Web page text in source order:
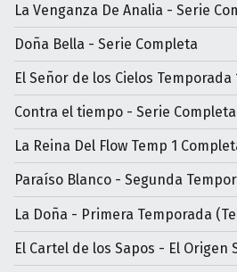
La Venganza De Analia - Serie
Doña Bella - Serie Completa
El Señor de los Cielos Temporada
Contra el tiempo - Serie Completa
La Reina Del Flow Temp 1
Paraíso Blanco - Segunda
La Doña - Primera Temporada
El Cartel de los Sapos - El Origen